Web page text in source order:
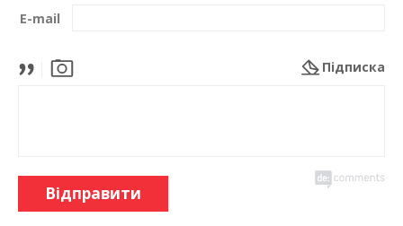
E-mail
Підписка
Відправити